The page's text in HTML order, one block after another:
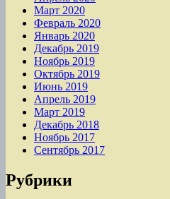
Март 2020
Февраль 2020
Январь 2020
Декабрь 2019
Ноябрь 2019
Октябрь 2019
Июнь 2019
Апрель 2019
Март 2019
Декабрь 2018
Ноябрь 2017
Сентябрь 2017
Рубрики